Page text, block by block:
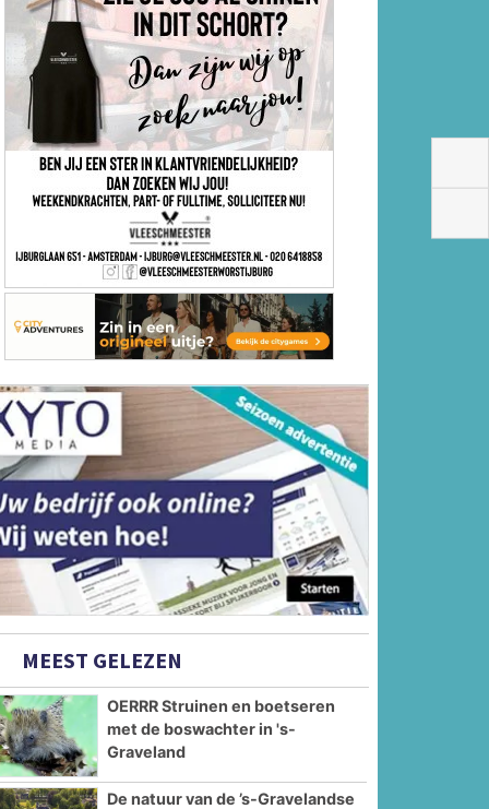
MEEST GELEZEN
OERRR Struinen en boetseren
met de boswachter in 's-
Graveland
De natuur van de ’s-Gravelandse